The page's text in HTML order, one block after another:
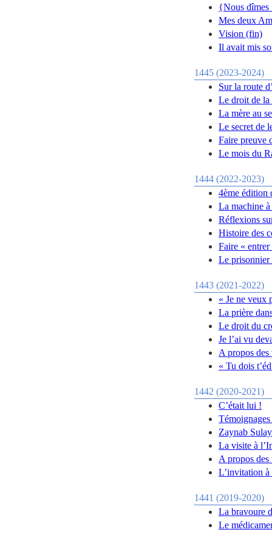
{Nous dîmes
Mes deux
Vision (fin)
Il avait mis
1445 (2023-2024)
Sur la route
Le droit de la
La mère au
Le secret de
Faire preuve
Le mois du
1444 (2022-2023)
4ème édition
La machine
Réflexions
Histoire des
Faire «
Le prisonnier
1443 (2021-2022)
« Je ne veux
La prière
Le droit du
Je l’ai vu
A propos
« Tu dois
1442 (2020-2021)
C’était lui !
Zaynab
La visite à
A propos des
L’invitation à
1441 (2019-2020)
La bravoure
Le